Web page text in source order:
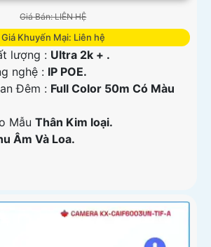
Giá Bán: LIÊN HỆ
Giá Khuyến Mại: Liên hệ
lượng : Ultra 2k + .
nghệ : IP POE.
Đêm : Full Color 50m Có Màu
Mẫu Thân Kim loại.
Âm Và Loa.